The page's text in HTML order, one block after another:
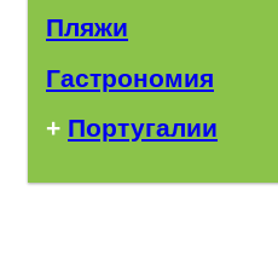
Пляжи
Гастрономия
+ Португалии